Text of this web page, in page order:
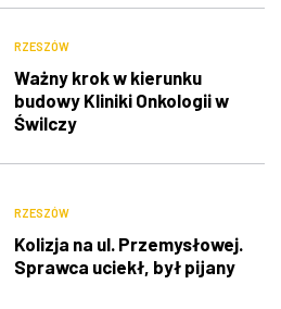
RZESZÓW
Ważny krok w kierunku
budowy Kliniki Onkologii w
Świlczy
RZESZÓW
Kolizja na ul. Przemysłowej.
Sprawca uciekł, był pijany